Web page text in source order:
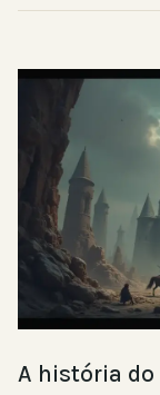
A história do